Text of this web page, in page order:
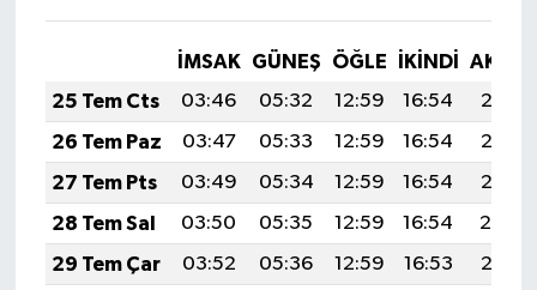
İMSAK GÜNEŞ ÖĞLE İKINDI
25 Tem Cts
03:46 05:32 12:59 16:54
20:17
26 Tem Paz
03:47 05:33 12:59 16:54
20:16
27 Tem Pts
03:49 05:34 12:59 16:54
20:15
28 Tem Sal
03:50 05:35 12:59 16:54
20:14
29 Tem Çar
03:52 05:36 12:59 16:53
20:13